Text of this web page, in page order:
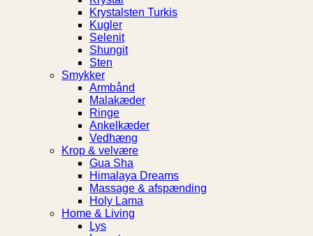
Krystalsten Turkis
Kugler
Selenit
Shungit
Sten
Smykker
Armbånd
Malakæder
Ringe
Ankelkæder
Vedhæng
Krop & velvære
Gua Sha
Himalaya Dreams
Massage & afspænding
Holy Lama
Home & Living
Lys